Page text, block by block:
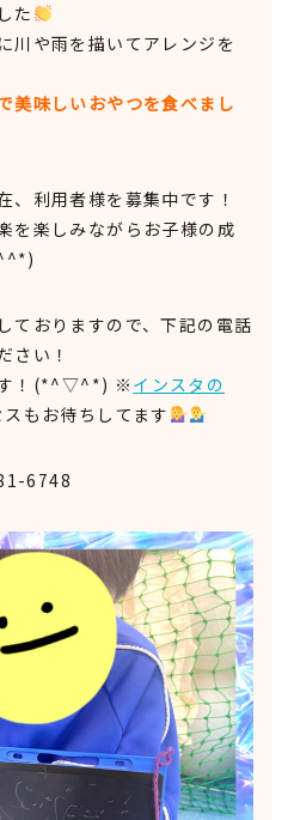
た
川や雨を描いてアレンジを
美味しいおやつを食べまし
利用者様を募集中です！
を楽しみながらお子様の成
おりますので、下記の電話
さい！
す！(*^▽^*) ※ インスタの
もお待ちしてます
6748